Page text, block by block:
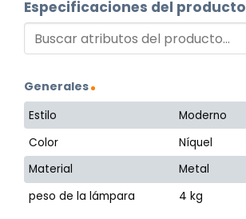
Especificaciones del producto
Generales
Estilo
Moderno
Color
Níquel
Material
Metal
peso de la lámpara
4 kg